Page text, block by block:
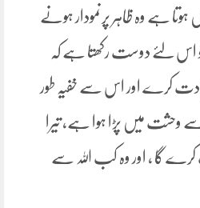
ہے وہ ظاہر پرنمودار ہونے
کو اس لئے دوست رکھتا ہے کہ
کرے اور اس سے خفیہ طور
سے وحشت میں پڑا ہوا ہے، تیرا
گا ، اور وہ کب اللہ سے